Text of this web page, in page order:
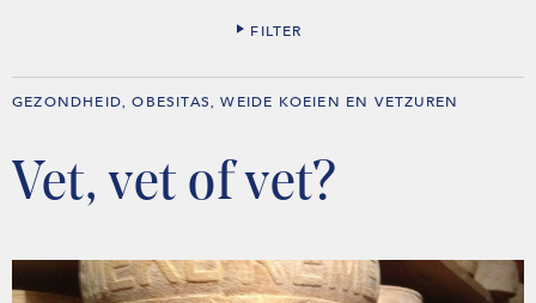
FILTER
GEZONDHEID ,OBESITAS ,WEIDE KOEIEN EN VETZUREN
Vet, vet of vet?